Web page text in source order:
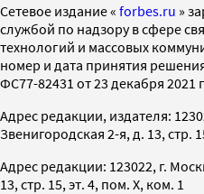
Cетевое издание « forbes.ru »
службой по надзору в сфере
технологий и массовых
номер и дата принятия
ФС77-82431 от 23 декабря 2021
Адрес редакции, издателя:
Звенигородская 2-я, д. 13, стр.
Адрес редакции: 123022, г.
13, стр. 15, эт. 4, пом. X, ком. 1